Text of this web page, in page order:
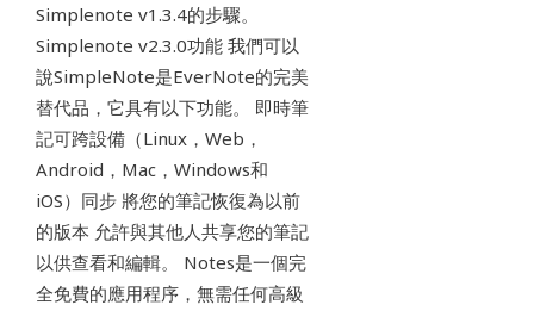
Simplenote v1.3.4的步驟。
Simplenote v2.3.0功能 我們可以
說SimpleNote是EverNote的完美
替代品，它具有以下功能。 即時筆
記可跨設備（Linux，Web，
Android，Mac，Windows和
iOS）同步 將您的筆記恢復為以前
的版本 允許與其他人共享您的筆記
以供查看和編輯。 Notes是一個完
全免費的應用程序，無需任何高級